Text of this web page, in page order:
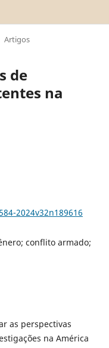
Artigos
de
na
2024v32n189616
conflito armado;
as perspectivas
na América